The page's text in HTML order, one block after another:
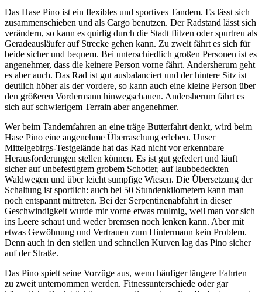
Das Hase Pino ist ein flexibles und sportives Tandem. Es lässt sich
zusammenschieben und als Cargo benutzen. Der Radstand lässt sich
verändern, so kann es quirlig durch die Stadt flitzen oder spurtreu als
Geradeausläufer auf Strecke gehen kann. Zu zweit fährt es sich für
beide sicher und bequem. Bei unterschiedlich großen Personen ist es
angenehmer, dass die keinere Person vorne fährt. Andersherum geht
es aber auch. Das Rad ist gut ausbalanciert und der hintere Sitz ist
deutlich höher als der vordere, so kann auch eine kleine Person über
den größeren Vordermann hinwegschauen. Andersherum fährt es
sich auf schwierigem Terrain aber angenehmer.
Wer beim Tandemfahren an eine träge Butterfahrt denkt, wird beim
Hase Pino eine angenehme Überraschung erleben. Unser
Mittelgebirgs-Testgelände hat das Rad nicht vor erkennbare
Herausforderungen stellen können. Es ist gut gefedert und läuft
sicher auf unbefestigtem grobem Schotter, auf laubbedeckten
Waldwegen und über leicht sumpfige Wiesen. Die Übersetzung der
Schaltung ist sportlich: auch bei 50 Stundenkilometern kann man
noch entspannt mittreten. Bei der Serpentinenabfahrt in dieser
Geschwindigkeit wurde mir vorne etwas mulmig, weil man vor sich
ins Leere schaut und weder bremsen noch lenken kann. Aber mit
etwas Gewöhnung und Vertrauen zum Hintermann kein Problem.
Denn auch in den steilen und schnellen Kurven lag das Pino sicher
auf der Straße.
Das Pino spielt seine Vorzüge aus, wenn häufiger längere Fahrten
zu zweit unternommen werden. Fitnessunterschiede oder gar